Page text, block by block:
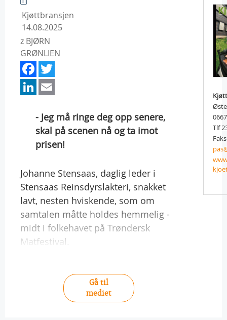
Kjøttbransjen
14.08.2025
z BJØRN
GRØNLIEN
Facebook
LinkedIn
- Jeg må ringe deg opp senere,
skal på scenen nå og ta imot
prisen!
Johanne Stensaas, daglig leder i
Stensaas Reinsdyrslakteri, snakket
lavt, nesten hviskende, som om
samtalen måtte holdes hemmelig -
midt i folkehavet på Trøndersk
Matfestival.
Gå til
mediet
Tlf